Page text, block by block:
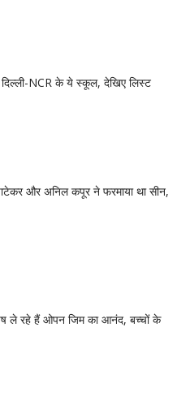
NCR के ये स्कूल, देखिए लिस्ट
और अनिल कपूर ने फरमाया था सीन,
ले रहे हैं ओपन जिम का आनंद, बच्चों के